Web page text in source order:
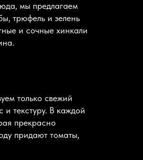
мы предлагаем
трюфель и зелень
и сочные хинкали
только свежий
и текстуру. В каждой
прекрасно
придают томаты,